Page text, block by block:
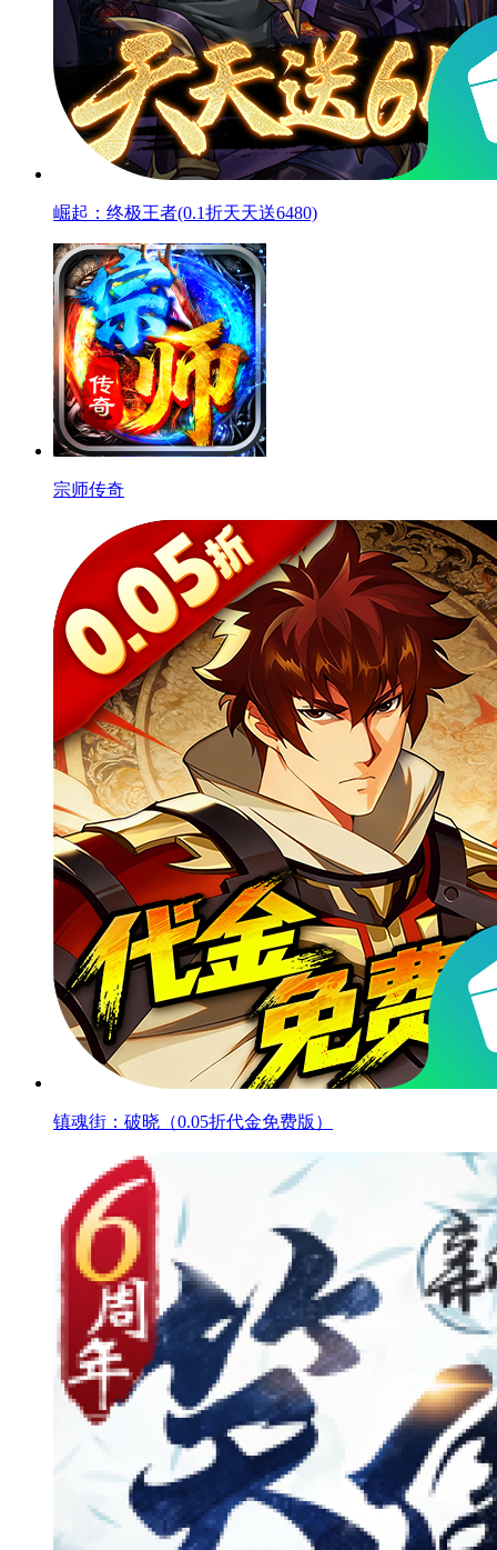
崛起：终极王者(0.1折天天送6480)
宗师传奇
镇魂街：破晓（0.05折代金免费版）